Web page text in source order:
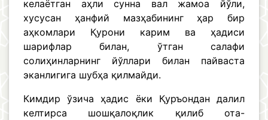
келаётган аҳли сунна вал жамоа йўли,
хусусан ҳанфий мазҳабининг ҳар бир
аҳкомлари Қурони карим ва ҳадиси
шарифлар билан, ўтган салафи
солиҳинларнинг йўллари билан пайваста
эканлигига шубҳа қилмайди.
Кимдир ўзича ҳадис ёки Қуръондан далил
келтирса шошқалоқлик қилиб ота-